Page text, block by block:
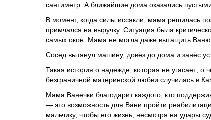
сантиметр. А ближайшие дома оказались пустыми.
В момент, когда силы иссякли, мама решилась
примчался на выручку. Ситуация была
самых окон. Мама не могла даже вытащить Ваню
Сосед вытянул машину, довёз до дома и занёс
Такая история о надежде, которая не угасает; о
безграничной материнской любви случилась в
Мама Ванечки благодарит каждого, кто
— это возможность для Вани пройти
мальчику, чтобы его жизнь, несмотря на удары